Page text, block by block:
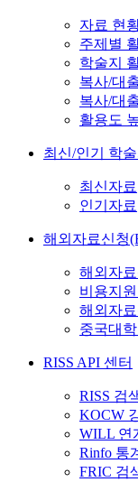
자료 현
주제별
학술지
복사/대
복사/대
활용도
최신/인기 학
최신자료
인기자료
해외자료신청
해외자
비용지
해외자
중국대
RISS API 센터
RISS 검
KOCW
WILL 연
Rinfo 통
FRIC 검